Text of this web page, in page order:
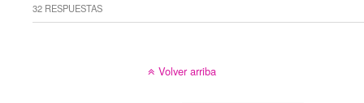
32 RESPUESTAS
Volver arriba